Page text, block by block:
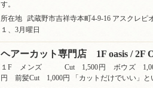
す。
所在地
武蔵野市吉祥寺本町4-9-16 アスクレピ
１、3月曜日
ヘアーカット専門店 1F oasis / 2F
１F メンズ Cut 1,500円 ボウズ
円 前髪Cut 1,000円 「カットだけでいい」と